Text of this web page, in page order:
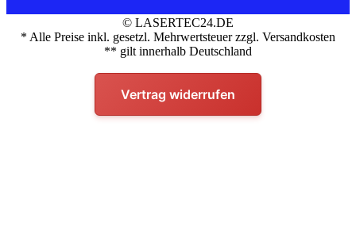
© LASERTEC24.DE
* Alle Preise inkl. gesetzl. Mehrwertsteuer zzgl. Versandkosten
** gilt innerhalb Deutschland
Vertrag widerrufen